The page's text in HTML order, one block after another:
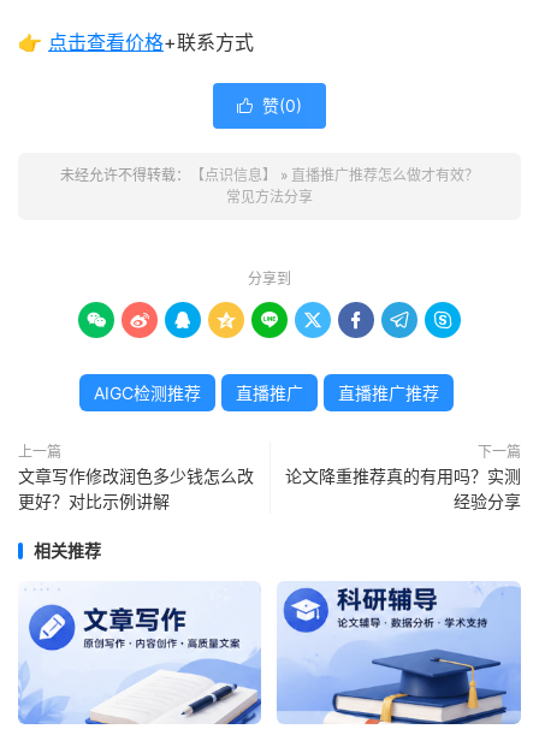
👉 点击查看价格+联系方式
 赞(0)
未经允许不得转载： 【点识信息】 » 直播推广推荐怎么做才有效？
常见方法分享
分享到
        
AIGC检测推荐 直播推广 直播推广推荐
上一篇
文章写作修改润色多少钱怎么改
更好？对比示例讲解
下一篇
论文降重推荐真的有用吗？实测
经验分享
相关推荐